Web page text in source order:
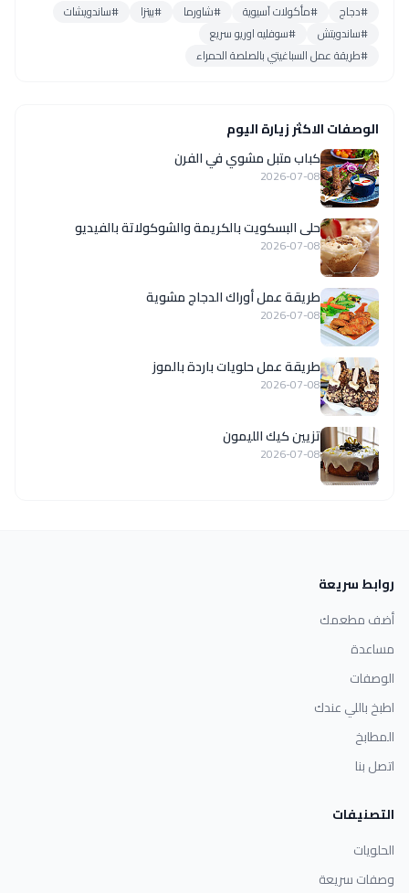
#دجاج #مأكولات آسيوية #شاورما #بيتزا
#ساندويشات
#ساندويتش
#سوفليه اوريو سريع
#طريقة عمل السباغيتي بالصلصة الحمراء
الوصفات الاكثر زيارة اليوم
كباب متبل مشوي في الفرن
2026-07-08
حلى البسكويت بالكريمة والشوكولاتة بالفيديو
2026-07-08
طريقة عمل أوراك الدجاج مشوية
2026-07-08
طريقة عمل حلويات باردة بالموز
2026-07-08
تزيين كيك الليمون
2026-07-08
روابط سريعة
أضف مطعمك
مساعدة
الوصفات
اطبخ باللي عندك
المطابخ
اتصل بنا
التصنيفات
الحلويات
وصفات سريعة